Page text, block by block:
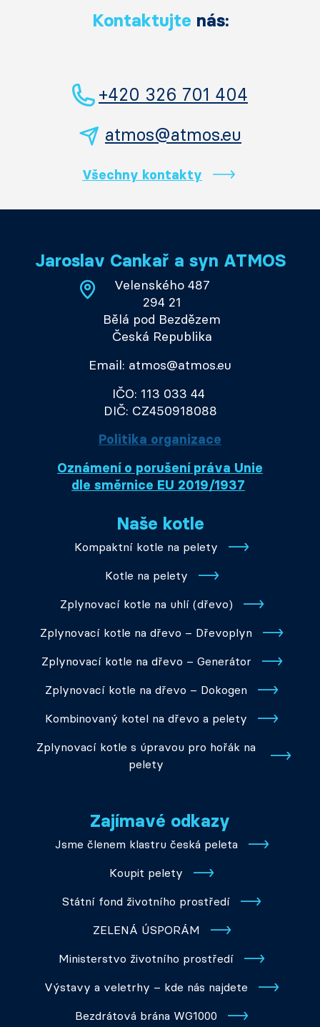
Kontaktujte nás:
+420 326 701 404
atmos@atmos.eu
Všechny kontakty
Jaroslav Cankař a syn ATMOS
Velenského 487
294 21
Bělá pod Bezdězem
Česká Republika
Email: atmos@atmos.eu
IČO: 113 033 44
DIČ: CZ450918088
Politika organizace
Oznámení o porušení práva Unie
dle směrnice EU 2019/1937
Naše kotle
Kompaktní kotle na pelety
Kotle na pelety
Zplynovací kotle na uhlí (dřevo)
Zplynovací kotle na dřevo – Dřevoplyn
Zplynovací kotle na dřevo – Generátor
Zplynovací kotle na dřevo – Dokogen
Kombinovaný kotel na dřevo a pelety
Zplynovací kotle s úpravou pro hořák na
pelety
Zajímavé odkazy
Jsme členem klastru česká peleta
Koupit pelety
Státní fond životního prostředí
ZELENÁ ÚSPORÁM
Ministerstvo životního prostředí
Výstavy a veletrhy – kde nás najdete
Bezdrátová brána WG1000